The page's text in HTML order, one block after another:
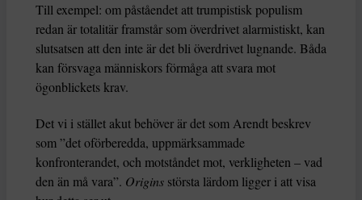
Till exempel: om påståendet att trumpistisk populism
redan är totalitär framstår som överdrivet alarmistiskt, kan
slutsatsen att den inte är det bli överdrivet lugnande. Båda
kan försvaga människors förmåga att svara mot
ögonblickets krav.
Det vi i stället akut behöver är det som Arendt beskrev
som ”det oförberedda, uppmärksammade
konfronterandet, och motståndet mot, verkligheten – vad
den än må vara”. Origins största lärdom ligger i att visa